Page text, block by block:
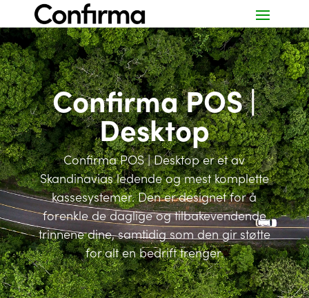
Confirma POS |
Desktop
Confirma POS | Desktop er et av
Skandinavias ledende og mest komplette
kassesystemer. Den er designet for å
forenkle de daglige og tilbakevendende
trinnene dine, samtidig som den gir støtte
for alt en bedrift trenger.